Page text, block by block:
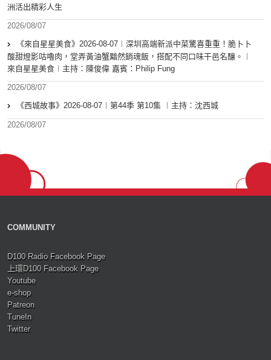
洲活出精彩人生
2026/08/07
《來自星星美食》2026-08-07︱深圳高端新派中菜驚喜重重！脆卜卜
酸甜燈影咕嚕肉，堂弄黃油蟹黯然銷魂飯，搭配不同口味干邑名釀。︱
來自星星美食︱主持：陳俊偉 嘉賓：Philip Fung
2026/08/07
《西城故事》2026-08-07︱第44季 第10集 ︱主持：沈西城
2026/08/07
COMMUNITY
D100 Radio Facebook Page
上環D100 Facebook Page
Youtube
e-shop
Patreon
TuneIn
Twitter